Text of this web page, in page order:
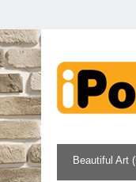
Beautiful Art